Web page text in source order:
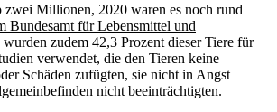
zwei Millionen, 2020 waren es noch rund
Bundesamt für Lebensmittel und
wurden zudem 42,3 Prozent dieser Tiere für
verwendet, die den Tieren keine
Schäden zufügten, sie nicht in Angst
nicht beeinträchtigten.